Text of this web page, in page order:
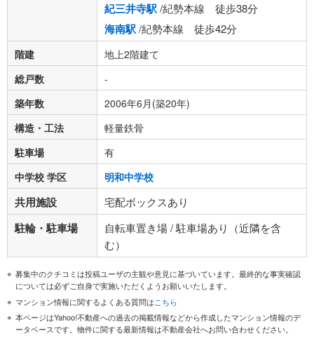
紀三井寺駅/紀勢本線 徒歩38分
海南駅/紀勢本線 徒歩42分
階建
地上2階建て
総戸数
-
築年数
2006年6月(築20年)
構造・工法
軽量鉄骨
駐車場
有
中学校 学区
明和中学校
共用施設 宅配ボックスあり
駐輪・駐車場
自転車置き場 / 駐車場あり（近隣を含
む）
募集中のクチコミは投稿ユーザの主観や意見に基づいています。最終的な事実確認
については必ずご自身で実施いただくようお願いいたします。
マンション情報に関するよくある質問はこちら
本ページはYahoo!不動産への過去の掲載情報などから作成したマンション情報のデ
ータベースです。物件に関する最新情報は不動産会社へお問い合わせください。